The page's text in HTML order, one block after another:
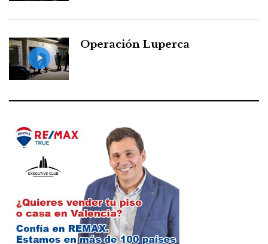
Operación Luperca